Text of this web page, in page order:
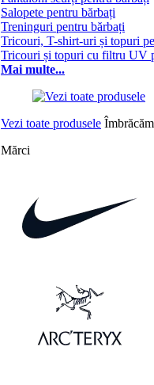
Salopete pentru bărbați
Treninguri pentru bărbați
Tricouri, T-shirt-uri și topuri
Tricouri și topuri cu filtru UV
Mai multe...
Vezi toate produsele
Mărci